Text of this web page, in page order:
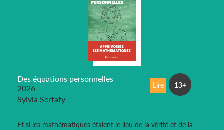
Des équations personnelles
2026
Sylvia Serfaty
Et si les mathématiques étaient le lieu de la vérité et de la
Lire 13+